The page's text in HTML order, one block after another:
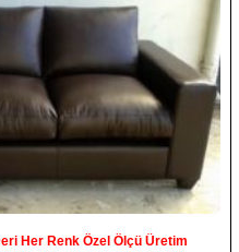
Her Renk Özel Ölçü Üretim